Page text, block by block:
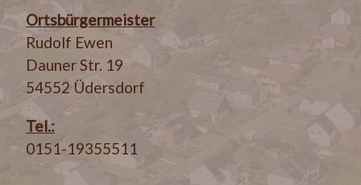
Ortsbürgermeister
Rudolf Ewen
Dauner Str. 19
54552 Üdersdorf
Tel.:
0151-19355511